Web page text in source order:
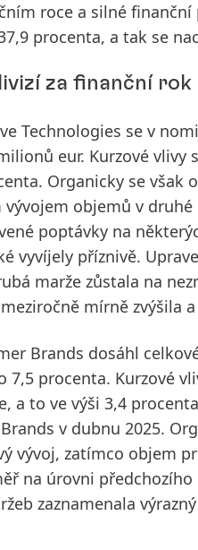
roce a silné
procenta, a tak se
za finanční rok
Technologies se v
eur. Kurzové
Organicky se však
objemů v
poptávky na
vyvíjely příznivě.
marže zůstala na
mírně zvýšila
Brands dosáhl
7,5 procenta. Kurzové
a to ve výši 3,4
v dubnu 2025.
vývoj, zatímco objem
na úrovni
zaznamenala